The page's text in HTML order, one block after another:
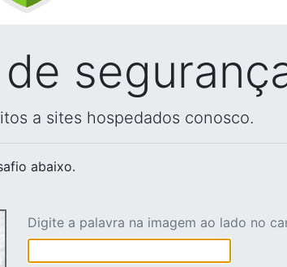
a sites hospedados conosco.
abaixo.
Digite a palavra na imagem ao lado no